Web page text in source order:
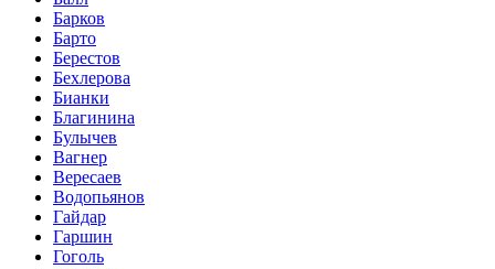
Барков
Барто
Берестов
Бехлерова
Бианки
Благинина
Булычев
Вагнер
Вересаев
Водопьянов
Гайдар
Гаршин
Гоголь